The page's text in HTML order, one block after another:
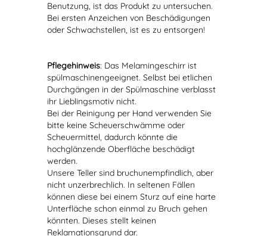
Benutzung, ist das Produkt zu untersuchen.
Bei ersten Anzeichen von Beschädigungen
oder Schwachstellen, ist es zu entsorgen!
Pflegehinweis: Das Melamingeschirr ist
spülmaschinengeeignet. Selbst bei etlichen
Durchgängen in der Spülmaschine verblasst
ihr Lieblingsmotiv nicht.
Bei der Reinigung per Hand verwenden Sie
bitte keine Scheuerschwämme oder
Scheuermittel, dadurch könnte die
hochglänzende Oberfläche beschädigt
werden.
Unsere Teller sind bruchunempfindlich, aber
nicht unzerbrechlich. In seltenen Fällen
können diese bei einem Sturz auf eine harte
Unterfläche schon einmal zu Bruch gehen
könnten. Dieses stellt keinen
Reklamationsgrund dar.